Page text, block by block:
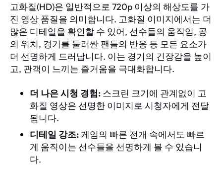
고화질(HD)은 일반적으로 720p 이상의 해상도를 가
진 영상 품질을 의미합니다. 고화질 이미지에서는 더
많은 디테일을 확인할 수 있어, 선수들의 움직임, 공
의 위치, 경기를 둘러싼 팬들의 반응 등 모든 요소가
더 선명하게 드러납니다. 이는 경기의 긴장감을 높이
고, 관객이 느끼는 즐거움을 극대화합니다.
더 나은 시청 경험: 스크린 크기에 관계없이 고
화질 영상은 선명한 이미지로 시청자에게 전달
됩니다.
디테일 강조:게임의 빠른 전개 속에서도 빠르
게 움직이는 선수들을 선명하게 볼 수 있습니
다.